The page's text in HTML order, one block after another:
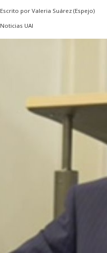
Escrito por Valeria Suárez (Espejo)
Noticias UAI